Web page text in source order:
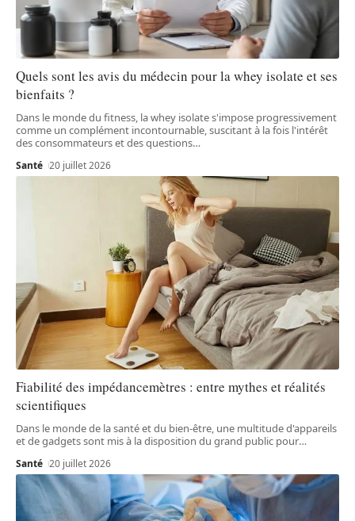
Quels sont les avis du médecin pour la whey isolate et ses
bienfaits ?
Dans le monde du fitness, la whey isolate s'impose progressivement
comme un complément incontournable, suscitant à la fois l'intérêt
des consommateurs et des questions…
Santé 20 juillet 2026
Fiabilité des impédancemètres : entre mythes et réalités
scientifiques
Dans le monde de la santé et du bien-être, une multitude d'appareils
et de gadgets sont mis à la disposition du grand public pour…
Santé 20 juillet 2026